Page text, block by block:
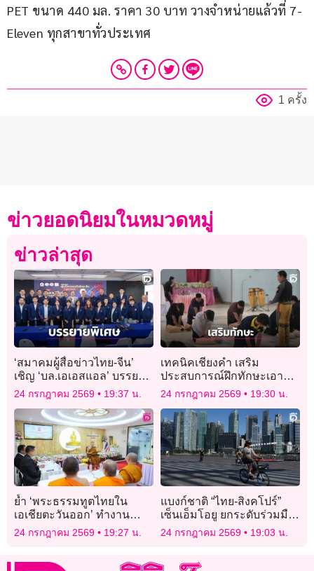
PET ขนาด 440 มล. ราคา 30 บาท วางจำหน่ายแล้วที่ 7-
Eleven ทุกสาขาทั่วประเทศ
1 ครั้ง
ข่าวยอดนิยมในหมวดหมู่
ข่าวล่าสุด
‘สมาคมผู้สื่อข่าวไทย-จีน’
เชิญ ‘บล.เอเอสแอล’ บรรยาย
พิเศษให้ ‘บทจ.3’
24 กรกฎาคม 2569 19:37 น.
เทคนิคเชียงคำ เสริม
ประสบการณ์ฝึกทักษะเอาตัว
รอดพร้อมทดสอบดับไฟจาก
แก๊สรั่ว
24 กรกฎาคม 2569 19:30 น.
ย้ำ ‘พระธรรมทูตไทยใน
เอเชียตะวันออก’ ทำงาน
เผยแผ่ต้องยึดพระธรรมวินัย-
กฎหมายแต่ละประเทศ
24 กรกฎาคม 2569 19:27 น.
แบงก์ชาติ “ไทย-สิงคโปร์”
เซ็นเอ็มโอยู ยกระดับร่วมมือ
ไซเบอร์ สกัดโกงดิจิทัล
24 กรกฎาคม 2569 19:03 น.